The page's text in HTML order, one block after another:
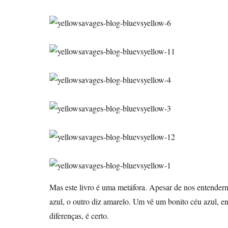
Mas este livro é uma metáfora. Apesar de nos
azul, o outro diz amarelo. Um vê um bonito céu azul,
diferenças, é certo.